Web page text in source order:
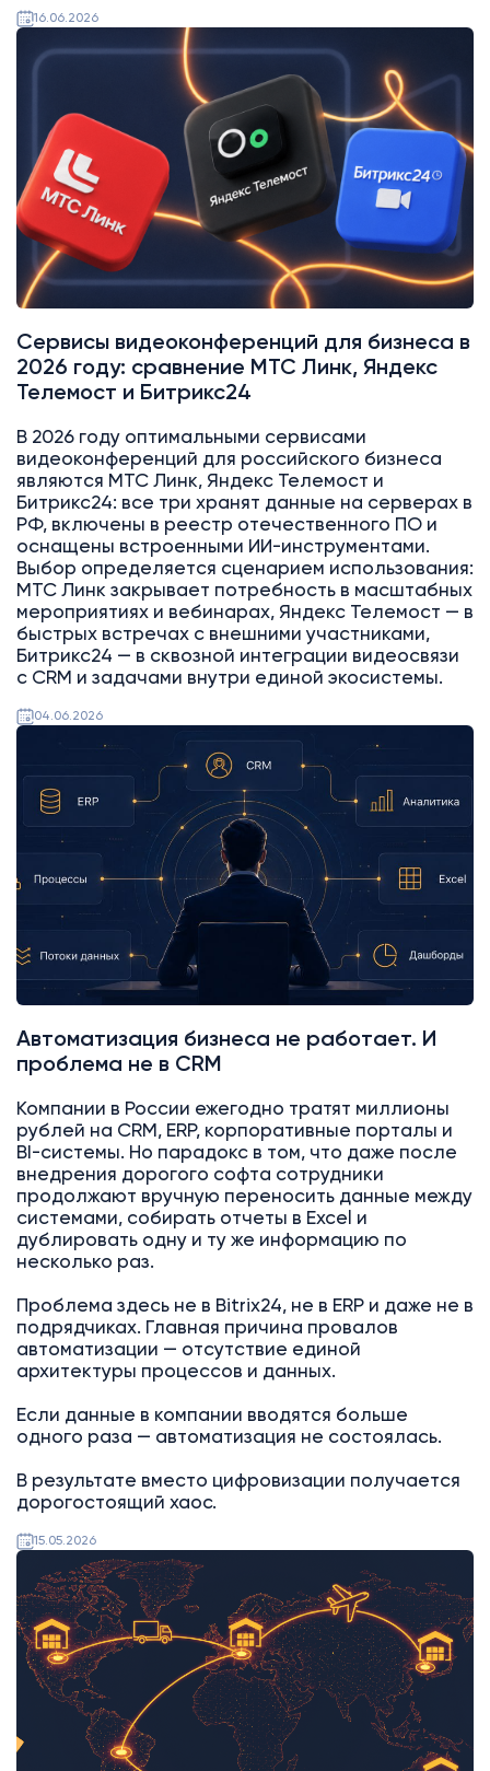
16.06.2026
Битрикс24
Сервисы видеоконференций для бизнеса в
2026 году: сравнение МТС Линк, Яндекс
Телемост и Битрикс24
В 2026 году оптимальными сервисами
видеоконференций для российского бизнеса
являются МТС Линк, Яндекс Телемост и
Битрикс24: все три хранят данные на серверах в
РФ, включены в реестр отечественного ПО и
оснащены встроенными ИИ-инструментами.
Выбор определяется сценарием использования:
МТС Линк закрывает потребность в масштабных
мероприятиях и вебинарах, Яндекс Телемост — в
быстрых встречах с внешними участниками,
Битрикс24 — в сквозной интеграции видеосвязи
с CRM и задачами внутри единой экосистемы.
04.06.2026
Битрикс24
Автоматизация бизнеса не работает. И
проблема не в CRM
Компании в России ежегодно тратят миллионы
рублей на CRM, ERP, корпоративные порталы и
BI-системы. Но парадокс в том, что даже после
внедрения дорогого софта сотрудники
продолжают вручную переносить данные между
системами, собирать отчеты в Excel и
дублировать одну и ту же информацию по
несколько раз.
Проблема здесь не в Bitrix24, не в ERP и даже не в
подрядчиках. Главная причина провалов
автоматизации — отсутствие единой
архитектуры процессов и данных.
Если данные в компании вводятся больше
одного раза — автоматизация не состоялась.
В результате вместо цифровизации получается
дорогостоящий хаос.
15.05.2026
AI
Битрикс24